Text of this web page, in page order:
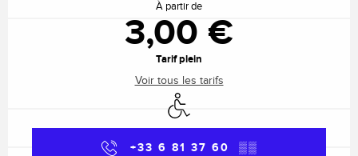
À partir de
3,00 €
Tarif plein
Voir tous les tarifs
Accès handicapés
+33 6 81 37 60 ▒▒